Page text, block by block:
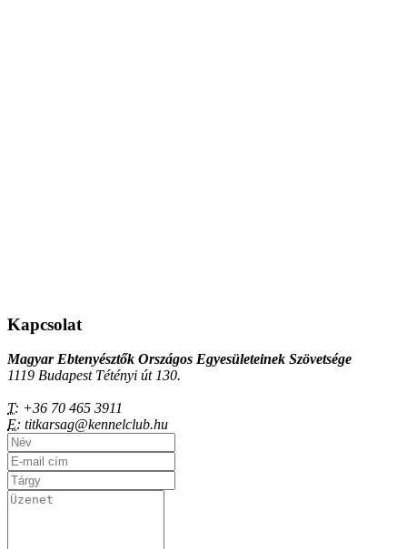
Kapcsolat
Magyar Ebtenyésztők Országos Egyesületeinek Szövetsége
1119 Budapest Tétényi út 130.
T: +36 70 465 3911
E: titkarsag@kennelclub.hu